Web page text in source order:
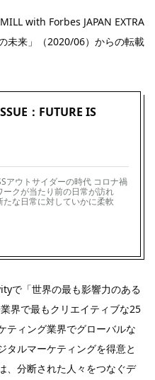
with Forbes JAPAN EXTRA
未来」（2020/06）からの転載
：FUTURE IS
アウトサイダーの時代 コロナ禍
クが当たり前の日常が訪れ
な日常に対していかに柔軟
で「世界の最も影響力のある
界で最もクリエイティブな25
ティング業界でグローバルな
タルマーケティングを得意と
、分断された人々をつなぐデ